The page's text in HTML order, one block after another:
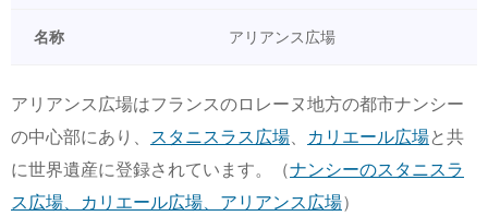
名称 アリアンス広場
アリアンス広場はフランスのロレーヌ地方の都市ナンシー
の中心部にあり、
スタニスラス広場 カリエール広場と共
に世界遺産に登録されています。（ナンシーのスタニスラ
ス広場、カリエール広場、アリアンス広場）